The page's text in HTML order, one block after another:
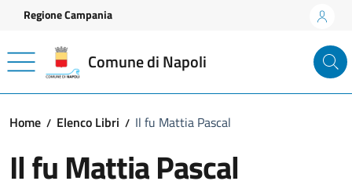
Vai ai contenuti
Vai al footer
Regione Campania
Comune di Napoli
Home Elenco Libri Il fu Mattia Pascal
Il fu Mattia Pascal